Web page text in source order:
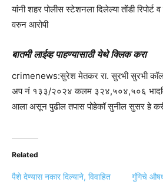
यांनी शहर पोलीस स्टेशनला दिलेल्या तोंडी
वरुन आरोपी
बातमी लाईव्ह पाहण्यासाठी येथे क्लिक करा
crimenews:सुरेश मेतकर रा. सुरभी सुरभी
अप नं १३३/२०२४ कलम ३२४,५०४,५०६ भादवि
आला असून पुढील तपास पोहेकॉ सुनील सुसर हे
Related
पैशे देण्यास नकार दिल्याने, विवाहित
गुंगिचे